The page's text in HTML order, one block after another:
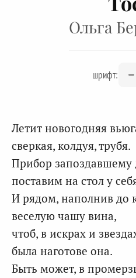
Ольга
шрифт:
Летит новогодняя
сверкая, колдуя, трубя.
Прибор запоздавшему
поставим на стол у
И рядом, наполнив до
веселую чашу вина,
чтоб, в искрах и
была наготове она.
Быть может, в